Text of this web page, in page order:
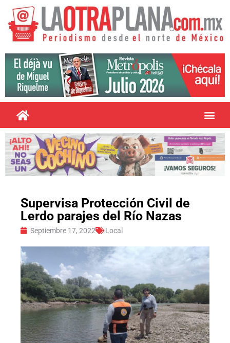
Supervisa Protección Civil de
Lerdo parajes del Río Nazas
Septiembre 17, 2022 Local